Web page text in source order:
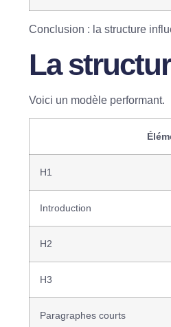
Conclusion : la structure
La
Voici un modèle performant.
H1
Introduction
H2
H3
Paragraphes courts